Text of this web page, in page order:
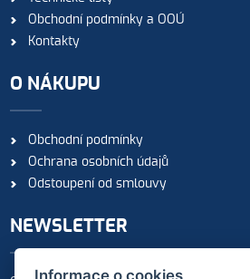
Obchodní podmínky a OOÚ
Kontakty
O NÁKUPU
Obchodní podmínky
Ochrana osobních údajů
Odstoupení od smlouvy
NEWSLETTER
Informace o cookies